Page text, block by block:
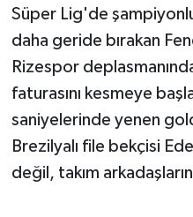
Süper Lig'de
daha geride bırakan
Rizespor
faturasını kesmeye
saniyelerinde yenen
Brezilyalı file bekçisi
değil, takım
KÜLTÜR-SANAT
MANŞET
Manyas